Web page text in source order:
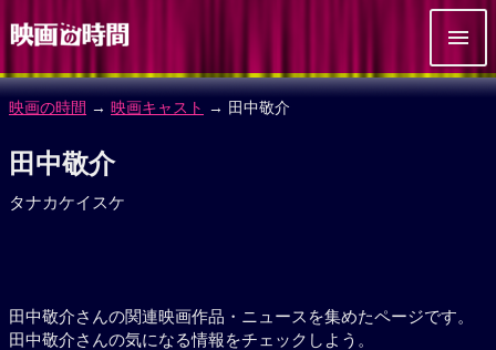
映画の時間 → 映画キャスト → 田中敬介
田中敬介
タナカケイスケ
田中敬介さんの関連映画作品・ニュースを集めたページです。
田中敬介さんの気になる情報をチェックしよう。